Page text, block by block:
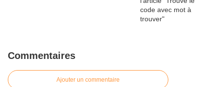
Commentaires
Ajouter un commentaire